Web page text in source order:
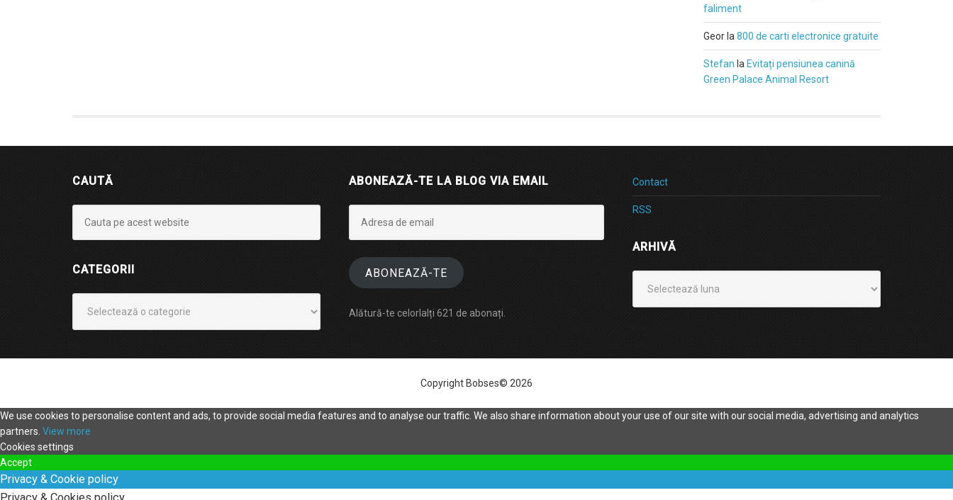
faliment
Geor la 800 de carti electronice gratuite
Stefan la Evitați pensiunea canină
Green Palace Animal Resort
CAUTĂ
CATEGORII
ABONEAZĂ-TE LA BLOG VIA EMAIL
email
ABONEAZĂ-TE
Alătură-te celorlalți 621 de abonați.
Contact
RSS
ARHIVĂ
Copyright Bobses© 2026
We use cookies to personalise content and ads, to provide social media features and to analyse our traffic. We also share information about your use of our site with our social media, advertising and analytics
partners. View more
Cookies settings
Accept
Privacy & Cookie policy